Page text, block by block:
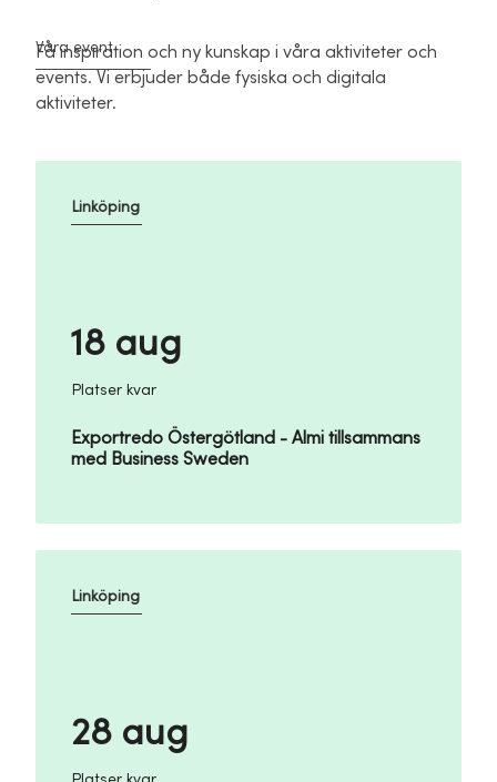
Våra event
Få inspiration och ny kunskap i våra aktiviteter och
events. Vi erbjuder både fysiska och digitala
aktiviteter.
Exportredo Östergötland - Almi tillsammans
med Business Sweden
18 aug
Platser kvar
Linköping
28 aug
Linköping